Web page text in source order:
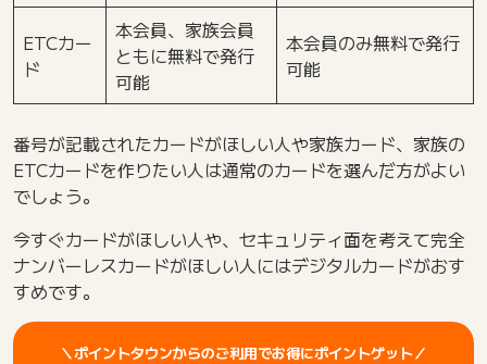
ETCカー
ド
本会員、家族会員
ともに無料で発行
可能
本会員のみ無料で発行
可能
番号が記載されたカードがほしい人や家族カード、家族の
ETCカードを作りたい人は通常のカードを選んだ方がよい
でしょう。
今すぐカードがほしい人や、セキュリティ面を考えて完全
ナンバーレスカードがほしい人にはデジタルカードがおす
すめです。
＼ポイントタウンからのご利用でお得にポイントゲット／